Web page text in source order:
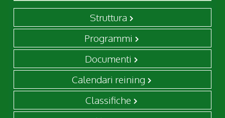
Struttura
Programmi
Documenti
Calendari reining
Classifiche